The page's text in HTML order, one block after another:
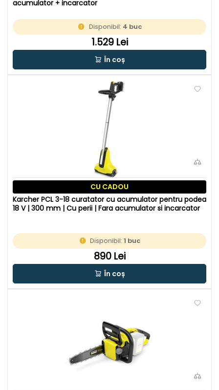
acumulator + incarcator
Disponibil: 4 buc
1.529 Lei
În coș
CU CADOU
Karcher PCL 3-18 curatator cu acumulator pentru podea
18 V | 300 mm | Cu perii | Fara acumulator si incarcator
Disponibil:1 buc
890 Lei
În coș